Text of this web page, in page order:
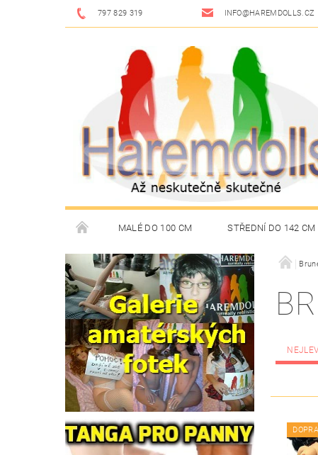
797 829 319 INFO@HAREMDOLLS.CZ
MALÉ DO 100 CM STŘEDNÍ DO 142 CM
BRUNETKY BLONDÝNKY RUSOVLÁSKY